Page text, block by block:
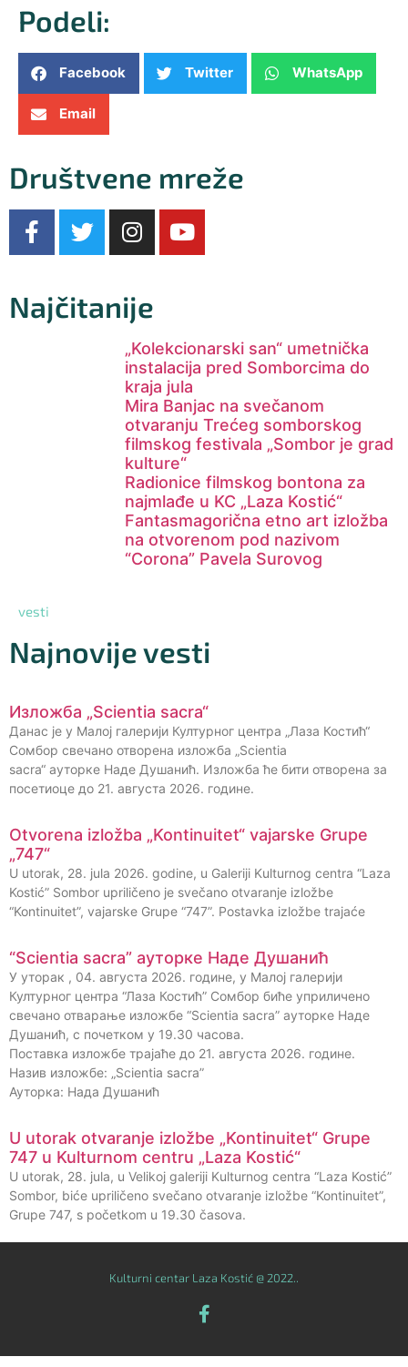
Podeli:
Facebook Twitter WhatsApp
Email
Društvene mreže
Najčitanije
„Kolekcionarski san“ umetnička
instalacija pred Somborcima do
kraja jula
Mira Banjac na svečanom
otvaranju Trećeg somborskog
filmskog festivala „Sombor je grad
kulture“
Radionice filmskog bontona za
najmlađe u KC „Laza Kostić“
Fantasmagorična etno art izložba
na otvorenom pod nazivom
“Corona” Pavela Surovog
vesti
Najnovije vesti
Изложба „Scientia sacra“
Данас је у Малој галерији Културног центра „Лаза Костић“
Сомбор свечано отворена изложба „Scientia
sacra“ ауторке Наде Душанић. Изложба ће бити отворена за
посетиоце до 21. августа 2026. године.
Otvorena izložba „Kontinuitet“ vajarske Grupe
„747“
U utorak, 28. jula 2026. godine, u Galeriji Kulturnog centra “Laza
Kostić” Sombor upriličeno je svečano otvaranje izložbe
“Kontinuitet”, vajarske Grupe “747”. Postavka izložbe trajaće
“Scientia sacra” ауторке Наде Душанић
У уторак , 04. августа 2026. године, у Малој галерији
Културног центра “Лаза Костић” Сомбор биће уприличено
свечано отварање изложбе “Scientia sacra” ауторке Наде
Душанић, с почетком у 19.30 часова.
Поставка изложбе трајаће до 21. августа 2026. године.
Назив изложбе: „Scientia sacra”
Ауторка: Нада Душанић
U utorak otvaranje izložbe „Kontinuitet“ Grupe
747 u Kulturnom centru „Laza Kostić“
U utorak, 28. jula, u Velikoj galeriji Kulturnog centra “Laza Kostić”
Sombor, biće upriličeno svečano otvaranje izložbe “Kontinuitet”,
Grupe 747, s početkom u 19.30 časova.
Kulturni centar Laza Kostić @ 2022..